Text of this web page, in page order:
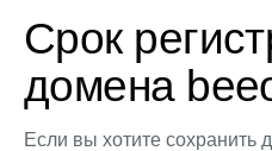
Срок
домена
Если вы хотите сохранить